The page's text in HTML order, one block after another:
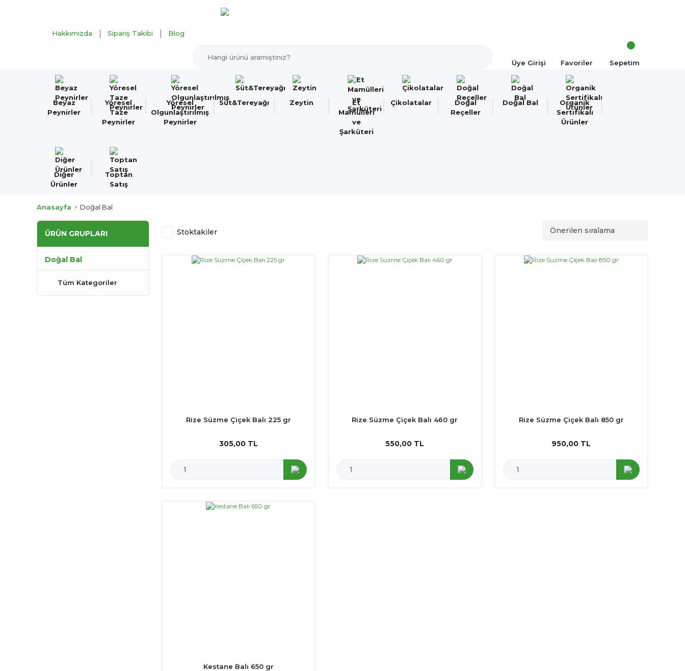
Hakkımızda Sipariş Takibi Blog
Üye Girişi Favoriler Sepetim
Beyaz
Peynirler
Yöresel
Taze
Peynirler
Yöresel
Olgunlaştırılmış
Peynirler
Süt&Tereyağı Zeytin
Et
Mamülleri
ve
Şarküteri
Çikolatalar
Doğal
Reçeller
Doğal Bal
Organik
Sertifikalı
Ürünler
Diğer
Ürünler
Toptan
Satış
Anasayfa Doğal Bal
ÜRÜN GRUPLARI
Doğal Bal
Tüm Kategoriler
Stoktakiler
Rize Süzme Çiçek Balı 225 gr
305,00 TL
Rize Süzme Çiçek Balı 460 gr
550,00 TL
Rize Süzme Çiçek Balı 850 gr
950,00 TL
Kestane Balı 650 gr